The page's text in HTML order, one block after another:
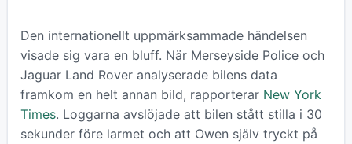
Den internationellt uppmärksammade händelsen
visade sig vara en bluff. När Merseyside Police och
Jaguar Land Rover analyserade bilens data
framkom en helt annan bild, rapporterar New York
Times. Loggarna avslöjade att bilen stått stilla i 30
sekunder före larmet och att Owen själv tryckt på